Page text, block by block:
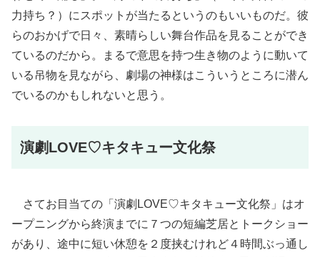
力持ち？）にスポットが当たるというのもいいものだ。彼
らのおかげで日々、素晴らしい舞台作品を見ることができ
ているのだから。まるで意思を持つ生き物のように動いて
いる吊物を見ながら、劇場の神様はこういうところに潜ん
でいるのかもしれないと思う。
演劇LOVE♡キタキュー文化祭
さてお目当ての「演劇LOVE♡キタキュー文化祭」はオ
ープニングから終演までに７つの短編芝居とトークショー
があり、途中に短い休憩を２度挟むけれど４時間ぶっ通し